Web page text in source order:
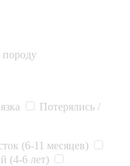
Потерялись /
(6-11 месяцев)
(4-6 лет)